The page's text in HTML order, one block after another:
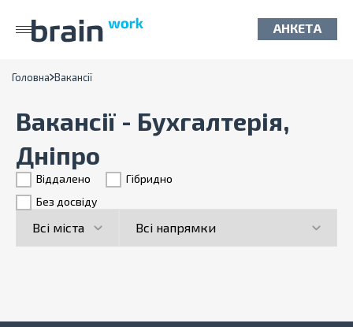
АНКЕТА
Головна Вакансії
Вакансії - Бухгалтерія,
Дніпро
Віддалено
Гiбридно
Без досвіду